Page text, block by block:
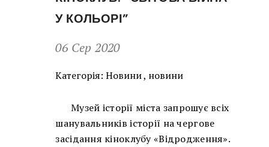
У КОЛЬОРІ”
06 Сер 2020
Категорія: Новини, новини
Музей історії міста запрошує всіх
шанувальників історії на чергове
засідання кіноклубу «Відродження».